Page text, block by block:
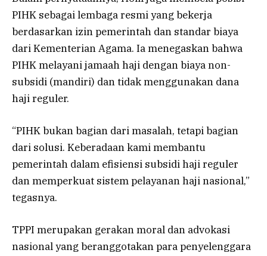
PIHK sebagai lembaga resmi yang bekerja
berdasarkan izin pemerintah dan standar biaya
dari Kementerian Agama. Ia menegaskan bahwa
PIHK melayani jamaah haji dengan biaya non-
subsidi (mandiri) dan tidak menggunakan dana
haji reguler.
“PIHK bukan bagian dari masalah, tetapi bagian
dari solusi. Keberadaan kami membantu
pemerintah dalam efisiensi subsidi haji reguler
dan memperkuat sistem pelayanan haji nasional,”
tegasnya.
TPPI merupakan gerakan moral dan advokasi
nasional yang beranggotakan para penyelenggara